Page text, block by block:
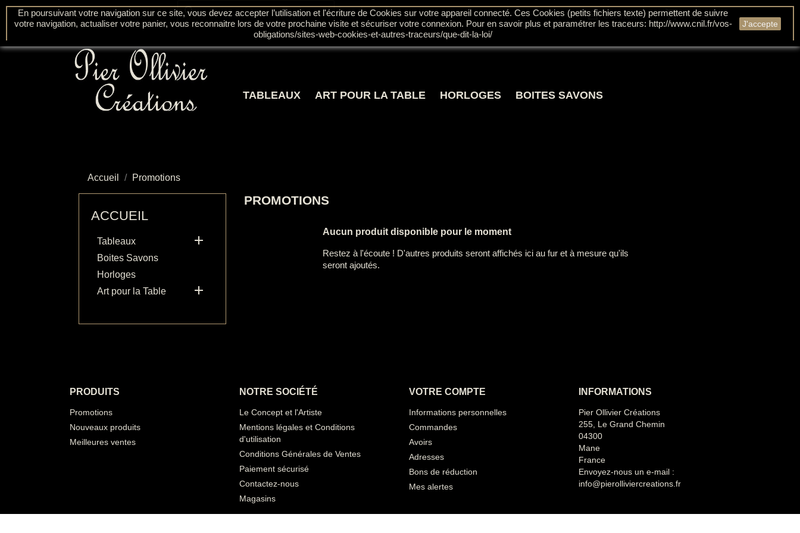
Contactez-nous search  Connexion shopping_cart Panier (0)
TABLEAUX ART POUR LA TABLE HORLOGES BOITES SAVONS
Accueil Promotions
ACCUEIL
Tableaux 
Boites Savons
Horloges
Art pour la Table

PROMOTIONS
Aucun produit disponible pour le moment
Restez à l'écoute ! D'autres produits seront affichés ici au fur et à mesure qu'ils
seront ajoutés.
PRODUITS
Promotions
Nouveaux produits
Meilleures ventes
NOTRE SOCIÉTÉ
Le Concept et l'Artiste
Mentions légales et Conditions
d'utilisation
Conditions Générales de Ventes
Paiement sécurisé
Contactez-nous
Magasins
VOTRE COMPTE
Informations personnelles
Commandes
Avoirs
Adresses
Bons de réduction
Mes alertes
INFORMATIONS
Pier Ollivier Créations
255, Le Grand Chemin
04300
Mane
France
Envoyez-nous un e-mail :
info@pierolliviercreations.fr
En poursuivant votre navigation sur ce site, vous devez accepter l’utilisation et l'écriture de Cookies sur votre appareil connecté. Ces Cookies (petits fichiers texte) permettent de suivre
votre navigation, actualiser votre panier, vous reconnaitre lors de votre prochaine visite et sécuriser votre connexion. Pour en savoir plus et paramétrer les traceurs: http://www.cnil.fr/vos-
obligations/sites-web-cookies-et-autres-traceurs/que-dit-la-loi/
J'accepte